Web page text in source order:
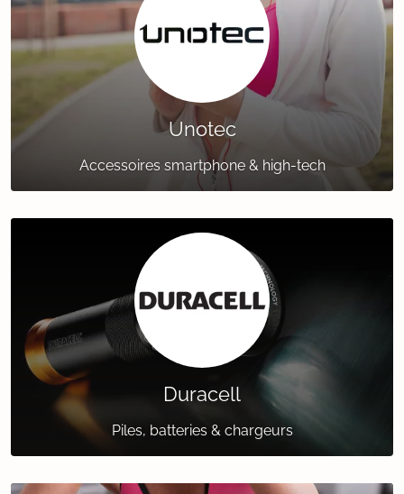
Unotec
Accessoires smartphone & high-tech
Duracell
Piles, batteries & chargeurs